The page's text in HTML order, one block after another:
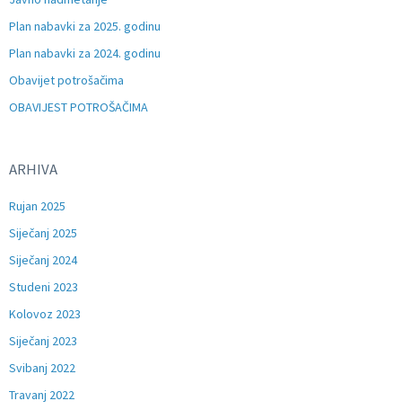
Plan nabavki za 2025. godinu
Plan nabavki za 2024. godinu
Obavijet potrošačima
OBAVIJEST POTROŠAČIMA
ARHIVA
Rujan 2025
Siječanj 2025
Siječanj 2024
Studeni 2023
Kolovoz 2023
Siječanj 2023
Svibanj 2022
Travanj 2022